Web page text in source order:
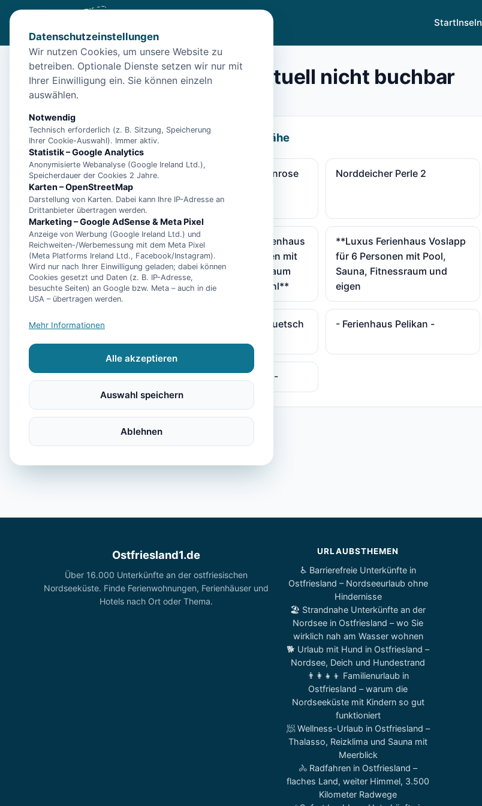
StartInseln
Diese Unterkunft ist aktuell nicht buchbar
Wir haben Alternativen in
Unterkünfte in der Nähe
Ferienwohnung Dünenrose Norddeicher Perle 2
**5 Sterne Luxus Ferienhaus
Arngast für 6 Personen mit
Pool, Sauna, Fitnessraum
und eigenem Fahrstuhl**
**Luxus Ferienhaus Voslapp
für 6 Personen mit Pool,
Sauna, Fitnessraum und
eigen
- Ferienhaus Bühler Quetsch
- Ferienhaus Pelikan -
- Ferienhaus Plesse 2 -
Ostfriesland1.de
Über 16.000 Unterkünfte an der ostfriesischen
Nordseeküste. Finde Ferienwohnungen, Ferienhäuser und
Hotels nach Ort oder Thema.
URLAUBSTHEMEN
♿ Barrierefreie Unterkünfte in
Ostfriesland – Nordseeurlaub ohne
Hindernisse
🏖️ Strandnahe Unterkünfte an der
Nordsee in Ostfriesland – wo Sie
wirklich nah am Wasser wohnen
🐕 Urlaub mit Hund in Ostfriesland –
Nordsee, Deich und Hundestrand
👨‍👩‍👧‍👦 Familienurlaub in
Ostfriesland – warum die
Nordseeküste mit Kindern so gut
funktioniert
🧖 Wellness-Urlaub in Ostfriesland –
Thalasso, Reizklima und Sauna mit
Meerblick
🚴 Radfahren in Ostfriesland –
flaches Land, weiter Himmel, 3.500
Kilometer Radwege
Datenschutzeinstellungen
Wir nutzen Cookies, um unsere Website zu
betreiben. Optionale Dienste setzen wir nur mit
Ihrer Einwilligung ein. Sie können einzeln
auswählen.
Notwendig
Technisch erforderlich (z. B. Sitzung, Speicherung
Ihrer Cookie-Auswahl). Immer aktiv.
Statistik – Google Analytics
Anonymisierte Webanalyse (Google Ireland Ltd.),
Speicherdauer der Cookies 2 Jahre.
Karten – OpenStreetMap
Darstellung von Karten. Dabei kann Ihre IP-Adresse an
Drittanbieter übertragen werden.
Marketing – Google AdSense & Meta Pixel
Anzeige von Werbung (Google Ireland Ltd.) und
Reichweiten-/Werbemessung mit dem Meta Pixel
(Meta Platforms Ireland Ltd., Facebook/Instagram).
Wird nur nach Ihrer Einwilligung geladen; dabei können
Cookies gesetzt und Daten (z. B. IP-Adresse,
besuchte Seiten) an Google bzw. Meta – auch in die
USA – übertragen werden.
Mehr Informationen
Alle akzeptieren
Auswahl speichern
Ablehnen